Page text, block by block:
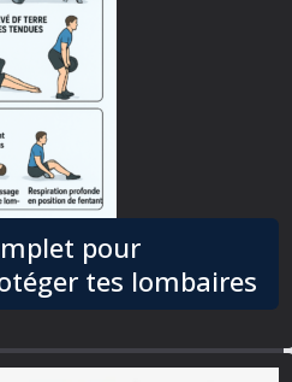
pour
tes lombaires